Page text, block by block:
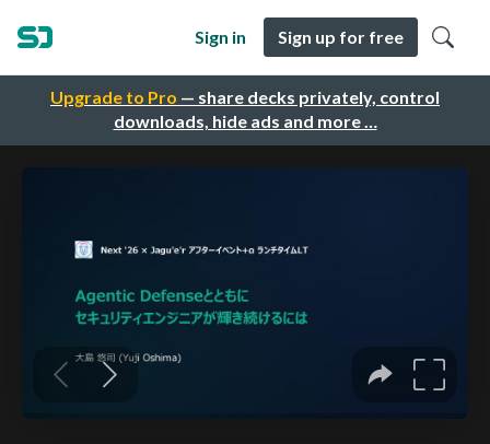
Upgrade to Pro — share decks privately, control
downloads, hide ads and more …
Sign in Sign up for free